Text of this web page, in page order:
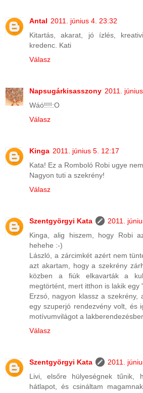
Antal 2011. június 4. 23:32
Kitartás, akarat, jó ízlés,
kredenc. Kati
Válasz
Napsugárkisasszony 2011.
Wáó!!!!:O
Válasz
Kinga 2011. június 5. 12:17
Kata! Ez a Romboló Robi ugye
Nagyon tuti a szekrény!
Válasz
Szentgyörgyi Kata
2011.
Kinga, alig hiszem, hogy Robi
hehehe :-)
László, a zárcimkét azért nem
azt akartam, hogy a szekrény
közben a fiúk elkavarták a
megtörtént, mert itthon is lakik egy
Erzsó, nagyon klassz a szekrény,
egy szuperjó rendezvény volt, és
motívumvilágot a
Válasz
Szentgyörgyi Kata
2011.
Livi, elsőre hülyeségnek tűnik,
hátlapot, és csináltam